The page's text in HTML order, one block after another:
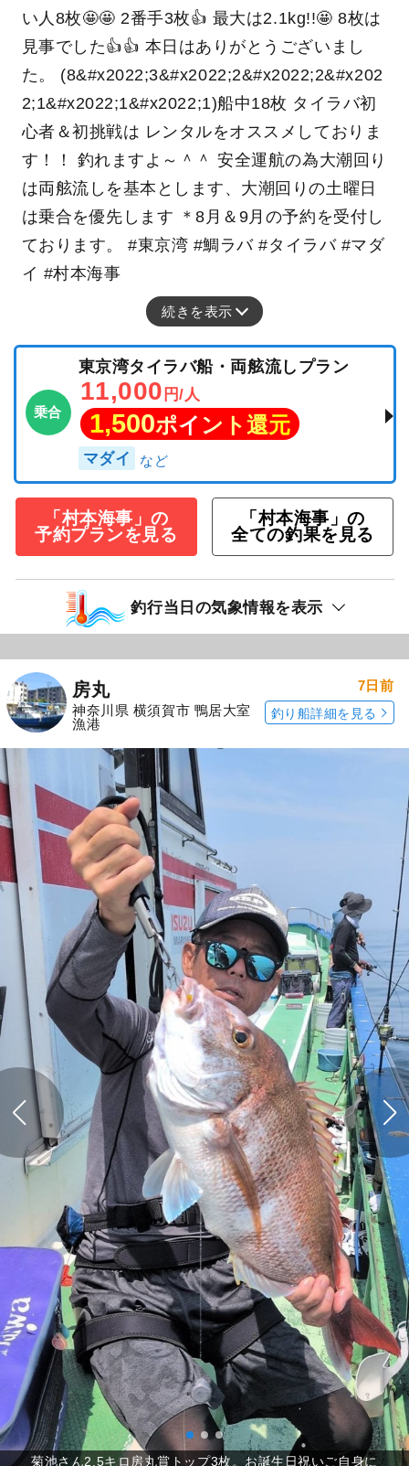
い人8枚🤩🤩 2番手3枚👍 最大は2.1kg!!🤩 8枚は
見事でした👍👍 本日はありがとうございまし
た。 (8&#x2022;3&#x2022;2&#x2022;2&#x202
2;1&#x2022;1&#x2022;1)船中18枚 タイラバ初
心者＆初挑戦は レンタルをオススメしておりま
す！！ 釣れますよ～＾＾ 安全運航の為大潮回り
は両舷流しを基本とします、大潮回りの土曜日
は乗合を優先します ＊8月＆9月の予約を受付し
ております。 #東京湾 #鯛ラバ #タイラバ #マダ
イ #村本海事
続きを表示
乗合
東京湾タイラバ船・両舷流しプラン
11,000 円/人
1,500ポイント還元
マダイ
「村本海事」の
予約プランを見る
「村本海事」の
全ての釣果を見る
釣行当日の気象情報を表示
房丸
神奈川県 横須賀市 鴨居大室
漁港
7日前
釣り船詳細を見る